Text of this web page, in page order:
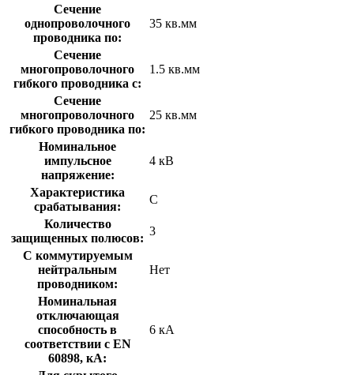
Сечение
однопроволочного
проводника по:
35 кв.мм
Сечение
многопроволочного
гибкого проводника с:
1.5 кв.мм
Сечение
многопроволочного
гибкого проводника по:
25 кв.мм
Номинальное
импульсное
напряжение:
4 кВ
Характеристика
срабатывания:
C
Количество
защищенных полюсов:
3
С коммутируемым
нейтральным
проводником:
Нет
Номинальная
отключающая
способность в
соответствии с EN
60898, кА:
6 кА